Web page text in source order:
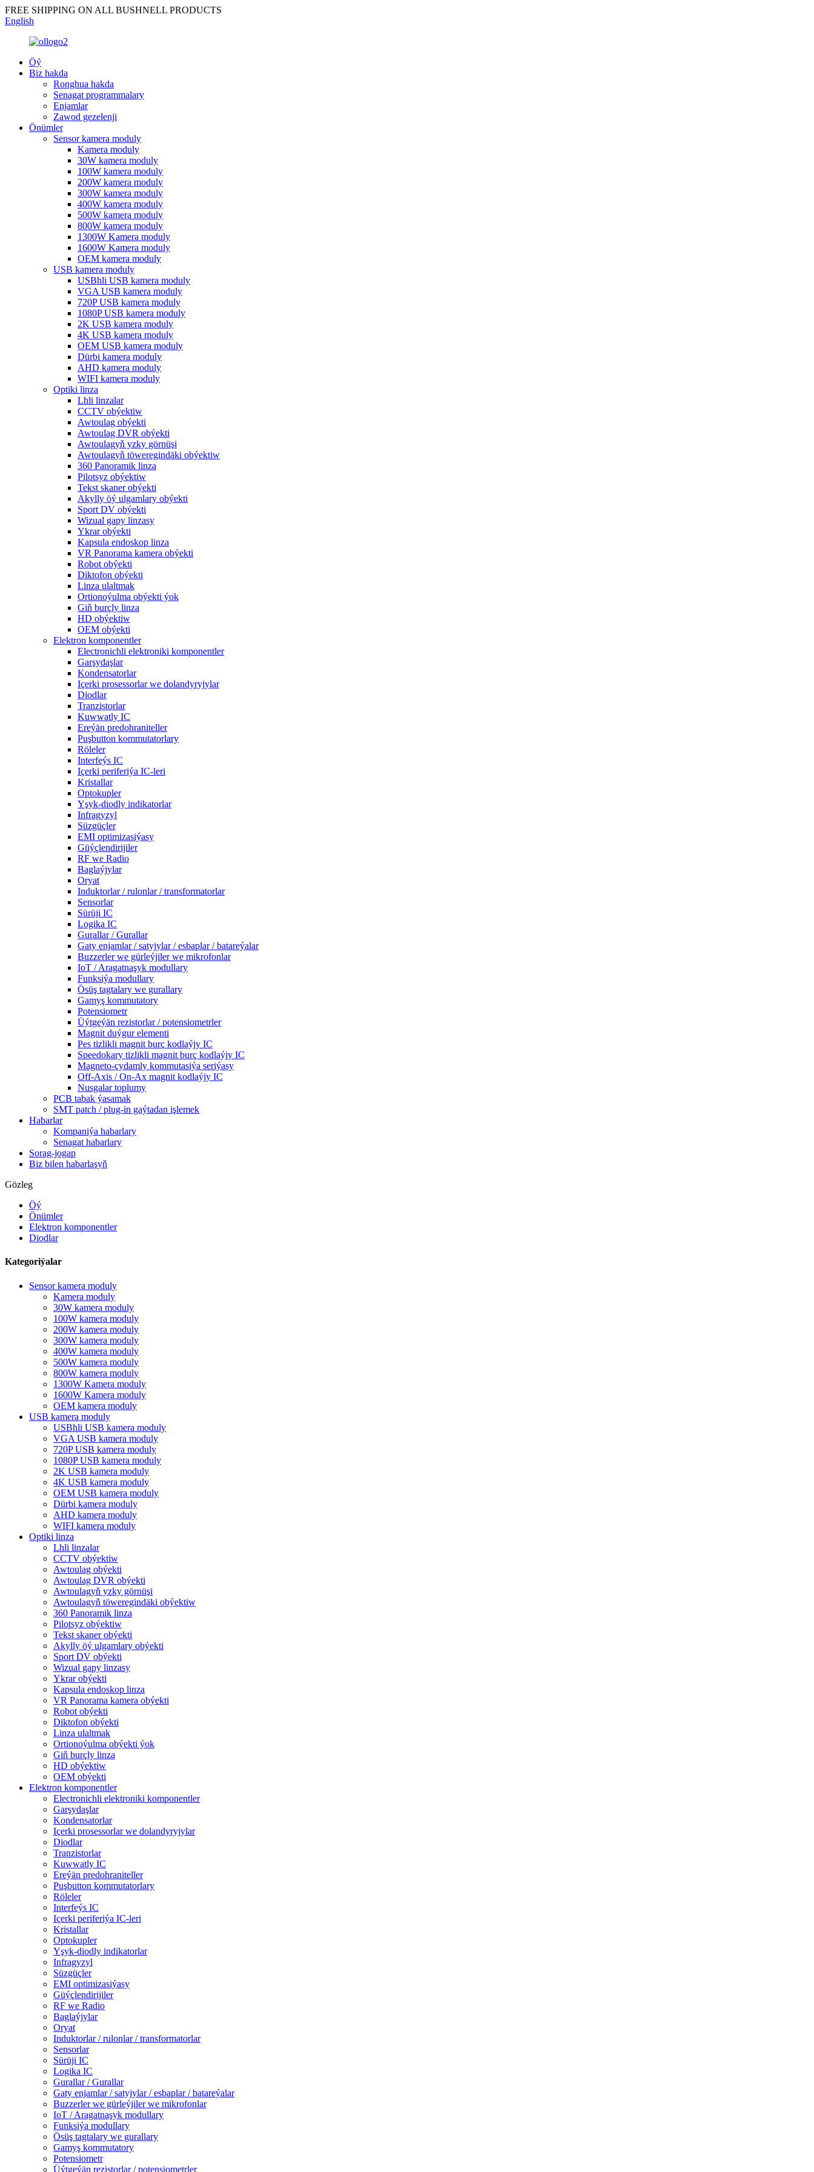
FREE SHIPPING ON ALL BUSHNELL PRODUCTS
English
Öý
Biz hakda
Ronghua hakda
Senagat programmalary
Enjamlar
Zawod gezelenji
Önümler
Sensor kamera moduly
Kamera moduly
30W kamera moduly
100W kamera moduly
200W kamera moduly
300W kamera moduly
400W kamera moduly
500W kamera moduly
800W kamera moduly
1300W Kamera moduly
1600W Kamera moduly
OEM kamera moduly
USB kamera moduly
USBhli USB kamera moduly
VGA USB kamera moduly
720P USB kamera moduly
1080P USB kamera moduly
2K USB kamera moduly
4K USB kamera moduly
OEM USB kamera moduly
Dürbi kamera moduly
AHD kamera moduly
WIFI kamera moduly
Optiki linza
Lhli linzalar
CCTV obýektiw
Awtoulag obýekti
Awtoulag DVR obýekti
Awtoulagyň yzky görnüşi
Awtoulagyň töweregindäki obýektiw
360 Panoramik linza
Pilotsyz obýektiw
Tekst skaner obýekti
Akylly öý ulgamlary obýekti
Sport DV obýekti
Wizual gapy linzasy
Ykrar obýekti
Kapsula endoskop linza
VR Panorama kamera obýekti
Robot obýekti
Diktofon obýekti
Linza ulaltmak
Ortionoýulma obýekti ýok
Giň burçly linza
HD obýektiw
OEM obýekti
Elektron komponentler
Electronichli elektroniki komponentler
Garşydaşlar
Kondensatorlar
Içerki prosessorlar we dolandyryjylar
Diodlar
Tranzistorlar
Kuwwatly IC
Ereýän predohraniteller
Puşbutton kommutatorlary
Röleler
Interfeýs IC
Içerki periferiýa IC-leri
Kristallar
Optokupler
Yşyk-diodly indikatorlar
Infragyzyl
Süzgüçler
EMI optimizasiýasy
Güýçlendirijiler
RF we Radio
Baglaýjylar
Oryat
Induktorlar / rulonlar / transformatorlar
Sensorlar
Sürüji IC
Logika IC
Gurallar / Gurallar
Gaty enjamlar / satyjylar / esbaplar / batareýalar
Buzzerler we gürleýjiler we mikrofonlar
IoT / Aragatnaşyk modullary
Funksiýa modullary
Ösüş tagtalary we gurallary
Gamyş kommutatory
Potensiometr
Üýtgeýän rezistorlar / potensiometrler
Magnit duýgur elementi
Pes tizlikli magnit burç kodlaýjy IC
Speedokary tizlikli magnit burç kodlaýjy IC
Magneto-çydamly kommutasiýa seriýasy
Off-Axis / On-Ax magnit kodlaýjy IC
Nusgalar toplumy
PCB tabak ýasamak
SMT patch / plug-in gaýtadan işlemek
Habarlar
Kompaniýa habarlary
Senagat habarlary
Sorag-jogap
Biz bilen habarlaşyň
Gözleg
Öý
Önümler
Elektron komponentler
Diodlar
Kategoriýalar
Sensor kamera moduly
Kamera moduly
30W kamera moduly
100W kamera moduly
200W kamera moduly
300W kamera moduly
400W kamera moduly
500W kamera moduly
800W kamera moduly
1300W Kamera moduly
1600W Kamera moduly
OEM kamera moduly
USB kamera moduly
USBhli USB kamera moduly
VGA USB kamera moduly
720P USB kamera moduly
1080P USB kamera moduly
2K USB kamera moduly
4K USB kamera moduly
OEM USB kamera moduly
Dürbi kamera moduly
AHD kamera moduly
WIFI kamera moduly
Optiki linza
Lhli linzalar
CCTV obýektiw
Awtoulag obýekti
Awtoulag DVR obýekti
Awtoulagyň yzky görnüşi
Awtoulagyň töweregindäki obýektiw
360 Panoramik linza
Pilotsyz obýektiw
Tekst skaner obýekti
Akylly öý ulgamlary obýekti
Sport DV obýekti
Wizual gapy linzasy
Ykrar obýekti
Kapsula endoskop linza
VR Panorama kamera obýekti
Robot obýekti
Diktofon obýekti
Linza ulaltmak
Ortionoýulma obýekti ýok
Giň burçly linza
HD obýektiw
OEM obýekti
Elektron komponentler
Electronichli elektroniki komponentler
Garşydaşlar
Kondensatorlar
Içerki prosessorlar we dolandyryjylar
Diodlar
Tranzistorlar
Kuwwatly IC
Ereýän predohraniteller
Puşbutton kommutatorlary
Röleler
Interfeýs IC
Içerki periferiýa IC-leri
Kristallar
Optokupler
Yşyk-diodly indikatorlar
Infragyzyl
Süzgüçler
EMI optimizasiýasy
Güýçlendirijiler
RF we Radio
Baglaýjylar
Oryat
Induktorlar / rulonlar / transformatorlar
Sensorlar
Sürüji IC
Logika IC
Gurallar / Gurallar
Gaty enjamlar / satyjylar / esbaplar / batareýalar
Buzzerler we gürleýjiler we mikrofonlar
IoT / Aragatnaşyk modullary
Funksiýa modullary
Ösüş tagtalary we gurallary
Gamyş kommutatory
Potensiometr
Üýtgeýän rezistorlar / potensiometrler